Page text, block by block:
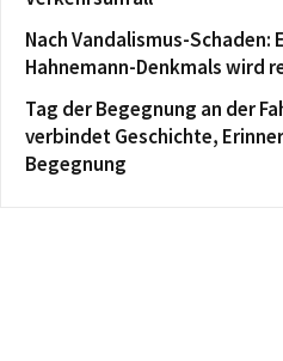
Nach Vandalismus-Schaden:
Hahnemann-Denkmals wird
Tag der Begegnung an der
verbindet Geschichte,
Begegnung